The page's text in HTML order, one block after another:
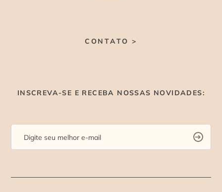
CONTATO >
INSCREVA-SE E RECEBA NOSSAS NOVIDADES: